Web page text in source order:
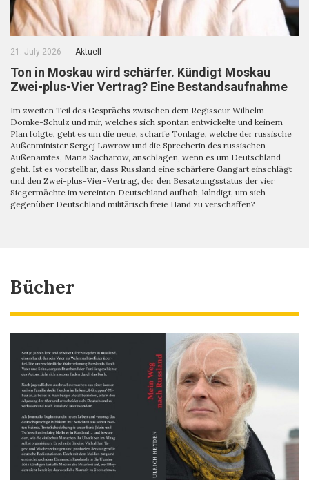
21. July 2026 Aktuell
Ton in Moskau wird schärfer. Kündigt Moskau
Zwei-plus-Vier Vertrag? Eine Bestandsaufnahme
Im zweiten Teil des Gesprächs zwischen dem Regisseur Wilhelm
Domke-Schulz und mir, welches sich spontan entwickelte und keinem
Plan folgte, geht es um die neue, scharfe Tonlage, welche der russische
Außenminister Sergej Lawrow und die Sprecherin des russischen
Außenamtes, Maria Sacharow, anschlagen, wenn es um Deutschland
geht. Ist es vorstellbar, dass Russland eine schärfere Gangart einschlägt
und den Zwei-plus-Vier-Vertrag, der den Besatzungsstatus der vier
Siegermächte im vereinten Deutschland aufhob, kündigt, um sich
gegenüber Deutschland militärisch freie Hand zu verschaffen?
Bücher